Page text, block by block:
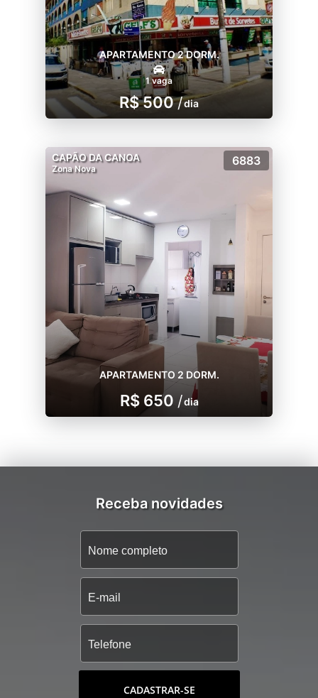
APARTAMENTO 2 DORM.
1 vaga
R$ 500 /dia
CAPÃO DA CANOA
Zona Nova
6883
APARTAMENTO 2 DORM.
R$ 650 /dia
Receba novidades
CADASTRAR-SE